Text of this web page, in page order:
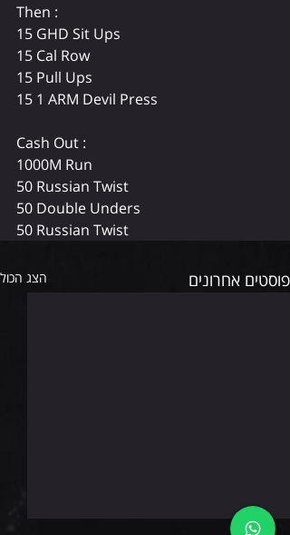
Then :
15 GHD Sit Ups
15 Cal Row
15 Pull Ups
15 1 ARM Devil Press
Cash Out :
1000M Run
50 Russian Twist
50 Double Unders
50 Russian Twist
פוסטים אחרונים הצג הכול